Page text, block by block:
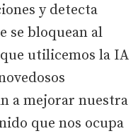
y detecta
se bloquean al
utilicemos la IA
a mejorar nuestra
que nos ocupa